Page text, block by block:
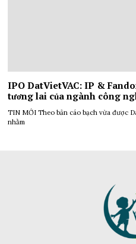
IPO DatVietVAC: IP &
tương lai của ngành công
TIN MỚI Theo bản cáo bạch vừa được
nhằm